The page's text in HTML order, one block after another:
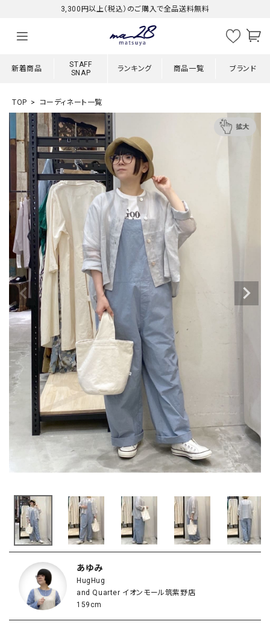
3,300円以上（税込）のご購入で全品送料無料
新着商品
STAFF
SNAP
ランキング 商品一覧 ブランド
TOP コーディネート一覧
あゆみ
HugHug
and Quarter イオンモール筑紫野店
159cm